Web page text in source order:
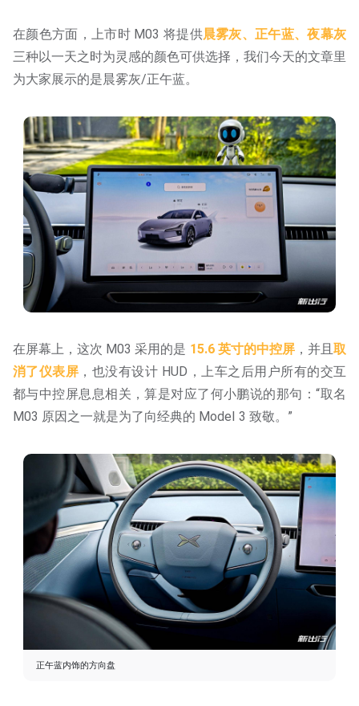
在颜色方面，上市时 M03 将提供晨雾灰、正午蓝、夜幕灰
三种以一天之时为灵感的颜色可供选择，我们今天的文章里
为大家展示的是晨雾灰/正午蓝。
在屏幕上，这次 M03 采用的是 15.6 英寸的中控屏，并且取
消了仪表屏 ，也没有设计 HUD，上车之后用户所有的交互
都与中控屏息息相关，算是对应了何小鹏说的那句：“取名
M03 原因之一就是为了向经典的 Model 3 致敬。”
正午蓝内饰的方向盘